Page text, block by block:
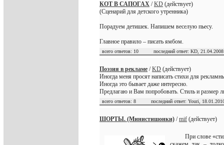
КОТ В САПОГАХ /KD (действует)
(Сценарий для детского утренника)
Порадуем детишек. Напишем веселую пьесу.
Главное правило – писать ямбом.
всего ответов: 10 последний ответ: KD, 21.04.2008
Поэзия в рекламе /KD (действует)
Иногда меня просят написать стихи для
Иногда это бывает даже интересно.
Предлагаю и Вам попробовать. Стиль и размер
всего ответов: 8 последний ответ: Youri,
ШОРТЫ. (Министишонки) /mif (действует)
При слове